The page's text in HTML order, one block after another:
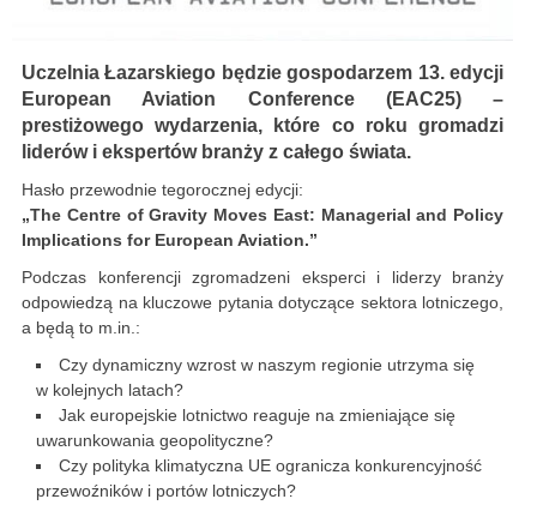
Uczelnia Łazarskiego będzie gospodarzem 13. edycji
European Aviation Conference (EAC25) –
prestiżowego wydarzenia, które co roku gromadzi
liderów i ekspertów branży z całego świata.
Hasło przewodnie tegorocznej edycji:
„The Centre of Gravity Moves East: Managerial and Policy
Implications for European Aviation.”
Podczas konferencji zgromadzeni eksperci i liderzy branży
odpowiedzą na kluczowe pytania dotyczące sektora lotniczego,
a będą to m.in.:
Czy dynamiczny wzrost w naszym regionie utrzyma się
w kolejnych latach?
Jak europejskie lotnictwo reaguje na zmieniające się
uwarunkowania geopolityczne?
Czy polityka klimatyczna UE ogranicza konkurencyjność
przewoźników i portów lotniczych?